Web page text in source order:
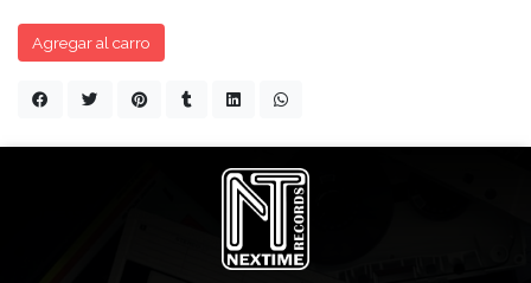
Agregar al carro